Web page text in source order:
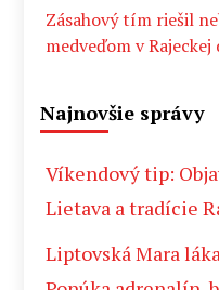
Zásahový tím riešil
medveďom v
Najnovšie správy
Víkendový tip:
Lietava a tradície
Liptovská Mara